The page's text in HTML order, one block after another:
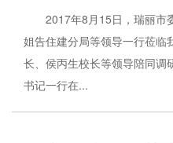
2017年8月15日，瑞丽市
姐告住建分局等领导一行莅临
长、侯丙生校长等领导陪同调
书记一行在...